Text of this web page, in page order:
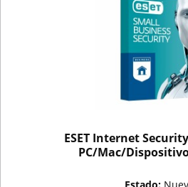
ESET Internet
PC/Mac/
Estado: